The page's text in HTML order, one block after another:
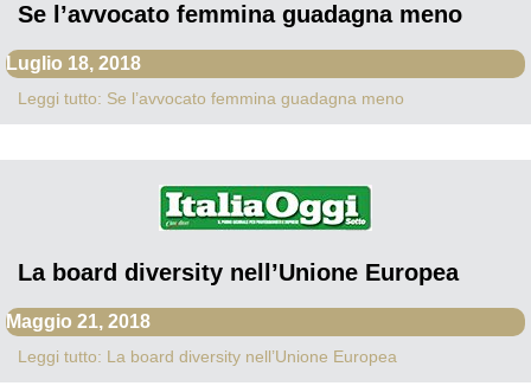
Se l’avvocato femmina guadagna meno
Luglio 18, 2018
Leggi tutto: Se l’avvocato femmina guadagna meno
La board diversity nell’Unione Europea
Maggio 21, 2018
Leggi tutto: La board diversity nell’Unione Europea